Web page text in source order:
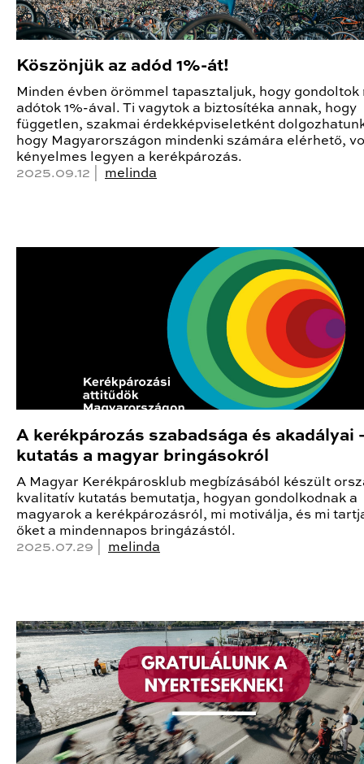
Köszönjük az adód 1%-át!
Minden évben örömmel tapasztaljuk, hogy gondoltok
adótok 1%-ával. Ti vagytok a biztosítéka annak, hogy
független, szakmai érdekképviseletként
hogy Magyarországon mindenki számára elérhető,
kényelmes legyen a kerékpározás.
2025.09.12 | melinda
A kerékpározás szabadsága és akadályai
kutatás a magyar bringásokról
A Magyar Kerékpárosklub megbízásából készült
kvalitatív kutatás bemutatja, hogyan gondolkodnak a
magyarok a kerékpározásról, mi motiválja, és mi
őket a mindennapos bringázástól.
2025.07.29 | melinda